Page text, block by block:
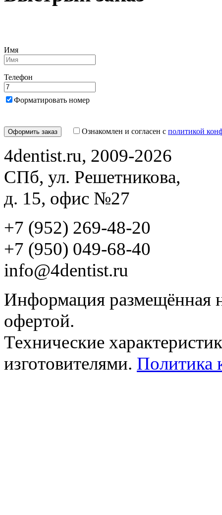
Имя
Телефон
Форматировать номер
Ознакомлен и согласен с политикой
4dentist.ru, 2009-2026
СПб, ул. Решетникова,
д. 15, офис №27
+7 (952) 269-48-20
‪+7 (950) 049-68-40
info@4dentist.ru
Информация размещённая
офертой.
Технические
изготовителями. Политика